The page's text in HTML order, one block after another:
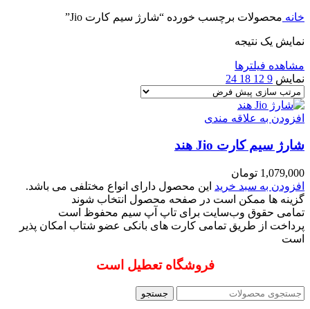
خانه محصولات برچسب خورده “شارژ سیم کارت Jio”
نمایش یک نتیجه
مشاهده فیلترها
نمایش 9
12
18
24
افزودن به علاقه مندی
شارژ سیم کارت Jio هند
1,079,000 تومان
افزودن به سبد خرید این محصول دارای انواع مختلفی می باشد.
گزینه ها ممکن است در صفحه محصول انتخاب شوند
تمامی حقوق وب‌سایت برای تاپ آپ سیم محفوظ است
پرداخت از طریق تمامی کارت های بانکی عضو شتاب امکان پذیر
است
فروشگاه تعطیل است
جستجو